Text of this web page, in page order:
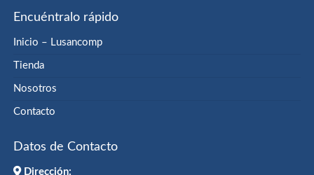
Encuéntralo rápido
Inicio – Lusancomp
Tienda
Nosotros
Contacto
Datos de Contacto
Dirección: